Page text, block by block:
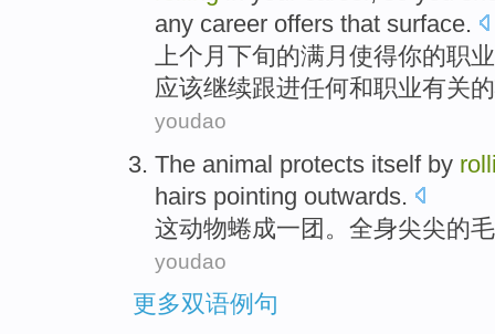
any career offers that surface.
上个月 下旬的满月 使得你的职业
应该继续跟进任何和职业有关
youdao
The animal protects itself by
hairs pointing outwards.
这动物蜷成一团 。全身尖尖的
youdao
更多双语例句